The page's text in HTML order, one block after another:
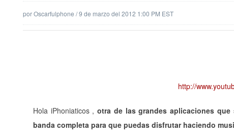
porOscarfulphone /9 de marzo del 2012 1:00 PM EST
http://
Hola iPhoniaticos ,otra de las grandes aplicaciones
banda completa para que puedas disfrutar haciendo